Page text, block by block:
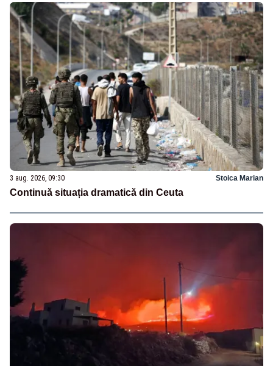
3 aug. 2026, 09:30 Stoica Marian
Continuă situația dramatică din Ceuta